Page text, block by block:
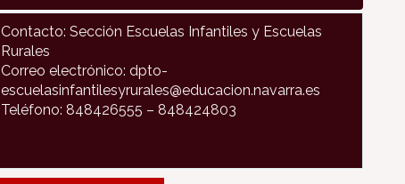
Contacto: Sección Escuelas Infantiles y Escuelas
Rurales
Correo electrónico: dpto-
escuelasinfantilesyrurales@educacion.navarra.es
Teléfono: 848426555 – 848424803